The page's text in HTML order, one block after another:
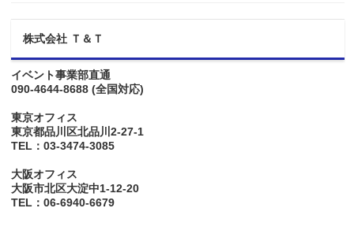
株式会社 Ｔ＆Ｔ
イベント事業部直通
090-4644-8688 (全国対応)
東京オフィス
東京都品川区北品川2-27-1
TEL：03-3474-3085
大阪オフィス
大阪市北区大淀中1-12-20
TEL：06-6940-6679